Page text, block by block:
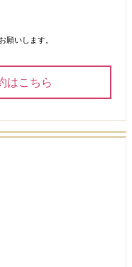
願いします。
はこちら